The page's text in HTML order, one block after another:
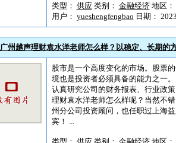
类型： 供应类别： 金融经济地区：
用户： yueshengfengbao 日期：
广州越声理财袁水洋老师怎么样？以稳定、长期的
股市是一个高度变化的市场。股票
境也是投资者必须具备的能力之一
认真研究公司的财务报表、行业政
理财袁水洋老师怎么样呢？当然不
州分公司投资顾问，也任职过上海
宾！ ...